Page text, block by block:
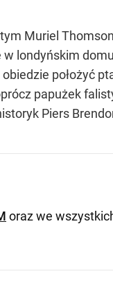
Muriel
londyńskim
położyć
papużek
Piers
oraz we